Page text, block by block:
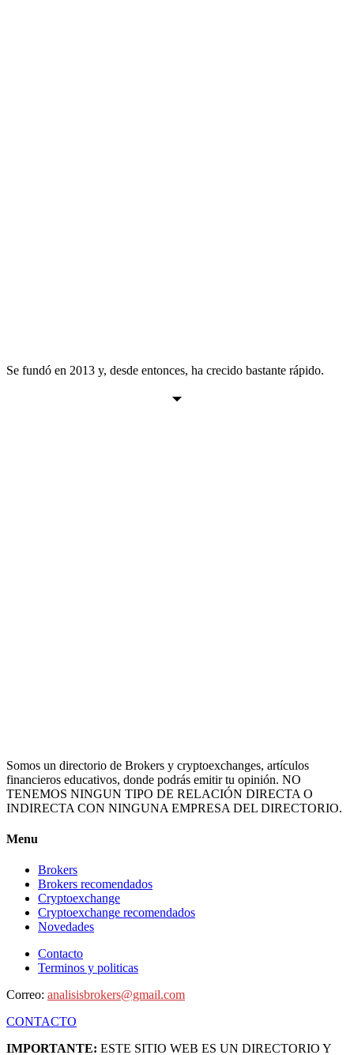
Se fundó en 2013 y, desde entonces, ha crecido bastante rápido.
Somos un directorio de Brokers y cryptoexchanges, artículos
financieros educativos, donde podrás emitir tu opinión. NO
TENEMOS NINGUN TIPO DE RELACIÓN DIRECTA O
INDIRECTA CON NINGUNA EMPRESA DEL DIRECTORIO.
Menu
Brokers
Brokers recomendados
Cryptoexchange
Cryptoexchange recomendados
Novedades
Contacto
Terminos y politicas
Correo: analisisbrokers@gmail.com
CONTACTO
IMPORTANTE: ESTE SITIO WEB ES UN DIRECTORIO Y